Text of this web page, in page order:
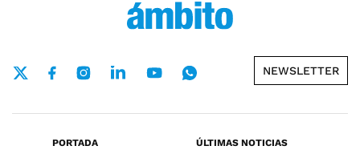
NEWSLETTER
PORTADA
ÚLTIMAS NOTICIAS